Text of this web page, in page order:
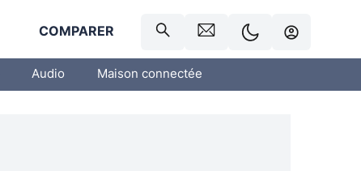
COMPARER
Audio Maison connectée